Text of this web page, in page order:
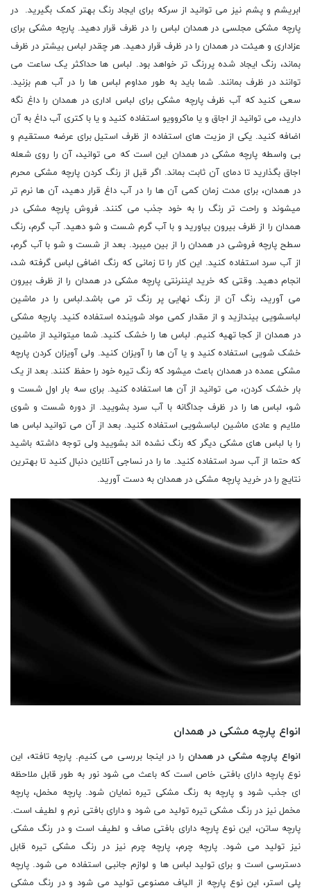
ابریشم و پشم نیز می توانید از سرکه برای ایجاد رنگ بهتر کمک بگیرید. در
پارچه مشکی مجلسی در همدان لباس را در ظرف قرار دهید. پارچه مشکی برای
عزاداری و هیئت در همدان را در ظرف قرار دهید. هر چقدر لباس بیشتر در ظرف
بماند، رنگ ایجاد شده پررنگ تر خواهد بود. لباس ها حداکثر یک ساعت می
توانند در ظرف بمانند. شما باید به طور مداوم لباس ها را در آب هم بزنید.
سعی کنید که آب ظرف پارچه مشکی برای لباس اداری در همدان را داغ نگه
دارید، می توانید از اجاق و یا ماکروویو استفاده کنید و یا با کتری آب داغ به آن
اضافه کنید. یکی از مزیت های استفاده از ظرف استیل برای عرضه مستقیم و
بی واسطه پارچه مشکی در همدان این است که می توانید، آن را روی شعله
اجاق بگذارید تا دمای آن ثابت بماند. اگر قبل از رنگ کردن پارچه مشکی محرم
در همدان، برای مدت زمان کمی آن ها را در آب داغ قرار دهید، آن ها نرم تر
میشوند و راحت تر رنگ را به خود جذب می کنند. فروش پارچه مشکی در
همدان را از ظرف بیرون بیاورید و با آب گرم شست و شو دهید. آب گرم، رنگ
سطح پارچه فروشی در همدان را از بین میبرد. بعد از شست و شو با آب گرم،
از آب سرد استفاده کنید. این کار را تا زمانی که رنگ اضافی لباس گرفته شد،
انجام دهید. وقتی که خرید ایننرنتی پارچه مشکی در همدان را از ظرف بیرون
می آورید، رنگ آن از رنگ نهایی پر رنگ تر می باشد.لباس را در ماشین
لباسشویی بیندازید و از مقدار کمی مواد شوینده استفاده کنید. پارچه مشکی
در همدان از کجا تهیه کنیم. لباس ها را خشک کنید. شما میتوانید از ماشین
خشک شویی استفاده کنید و یا آن ها را آویزان کنید. ولی آویزان کردن پارچه
مشکی عمده در همدان باعث میشود که رنگ تیره خود را حفظ کنند. بعد از یک
بار خشک کردن، می توانید از آن ها استفاده کنید. برای سه بار اول شست و
شو، لباس ها را در ظرف جداگانه با آب سرد بشویید. از دوره شست و شوی
ملایم و عادی ماشین لباسشویی استفاده کنید. بعد از آن می توانید لباس ها
را با لباس های مشکی دیگر که رنگ نشده اند بشویید ولی توجه داشته باشید
که حتما از آب سرد استفاده کنید. ما را در نساجی آنلاین دنبال کنید تا بهترین
نتایج را در خرید پارچه مشکی در همدان به دست آورید.
انواع پارچه مشکی در همدان
انواع پارچه مشکی در همدان را در اینجا بررسی می کنیم. پارچه تافته، این
نوع پارچه دارای بافتی خاص است که باعث می شود نور به طور قابل ملاحظه
ای جذب شود و پارچه به رنگ مشکی تیره نمایان شود. پارچه مخمل، پارچه
مخمل نیز در رنگ مشکی تیره تولید می شود و دارای بافتی نرم و لطیف است.
پارچه ساتن، این نوع پارچه دارای بافتی صاف و لطیف است و در رنگ مشکی
نیز تولید می شود. پارچه چرم، پارچه چرم نیز در رنگ مشکی تیره قابل
دسترسی است و برای تولید لباس ها و لوازم جانبی استفاده می شود. پارچه
پلی استر، این نوع پارچه از الیاف مصنوعی تولید می شود و در رنگ مشکی